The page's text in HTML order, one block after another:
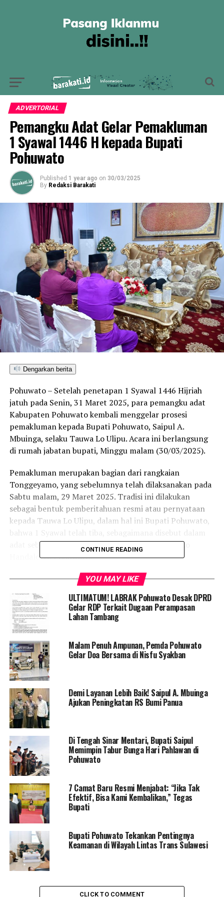
ADVERTORIAL
Pemangku Adat Gelar Pemakluman
1 Syawal 1446 H kepada Bupati
Pohuwato
Published 1 year ago on 30/03/2025
By Redaksi Barakati
Dengarkan berita
Pohuwato – Setelah penetapan 1 Syawal 1446 Hijriah
jatuh pada Senin, 31 Maret 2025, para pemangku adat
Kabupaten Pohuwato kembali menggelar prosesi
pemakluman kepada Bupati Pohuwato, Saipul A.
Mbuinga, selaku Tauwa Lo Ulipu. Acara ini berlangsung
di rumah jabatan bupati, Minggu malam (30/03/2025).
Pemakluman merupakan bagian dari rangkaian
Tonggeyamo, yang sebelumnya telah dilaksanakan pada
Sabtu malam, 29 Maret 2025. Tradisi ini dilakukan
sebagai bentuk pemberitahuan resmi atau pernyataan
kepada Tauwa Lo Ulipu, dalam hal ini Bupati Pohuwato,
adat sebagai Tingohu Lipu Ode Tauwa Lo Ulipu Lo
Handalo To Pohuwato.
Acara ini dipimpin oleh sejumlah pemangku adat, di
, Bate Lo Hulondalo To Pohuwato, Asmat N. Tuna
. Wu’u Pohuwato, Raman Pakili
. Kadhi Pohuwato, Drs. Syaiful Ali Sabu
. Petugas adat lainnya yang bertugas memberikan tanda
atau Tingohu Handalo, sebagai penanda telah masuk 1
Syawal 1446 H.
Pemakluman ini ditandai dengan bunyi atau Handalo,
sebagai simbol bahwa Hari Raya Idulfitri telah tiba.
Bupati Saipul A. Mbuinga mengucapkan terima kasih
kepada seluruh pemangku adat yang telah menjalankan
tugas pemakluman, sehingga pemerintah daerah dan
masyarakat dapat bersiap melaksanakan Salat Idulfitri
pada Senin, 31 Maret 2025.
“Alhamdulillah, besok kita akan merayakan hari
kemenangan, Idulfitri 1446 H. Saya mengajak seluruh
umat Islam untuk melaksanakan Salat Id di masjid atau
lapangan yang telah disediakan,”
Selain itu, ia juga berharap agar para camat di setiap
kecamatan dapat turut serta melaksanakan Salat Id
bersama masyarakatnya agar pelaksanaannya tetap
CONTINUE READING
YOU MAY LIKE
ULTIMATUM! LABRAK Pohuwato Desak DPRD
Gelar RDP Terkait Dugaan Perampasan
Lahan Tambang
Malam Penuh Ampunan, Pemda Pohuwato
Gelar Doa Bersama di Nisfu Syakban
Demi Layanan Lebih Baik! Saipul A. Mbuinga
Ajukan Peningkatan RS Bumi Panua
Di Tengah Sinar Mentari, Bupati Saipul
Memimpin Tabur Bunga Hari Pahlawan di
Pohuwato
7 Camat Baru Resmi Menjabat: “Jika Tak
Efektif, Bisa Kami Kembalikan,” Tegas
Bupati
Bupati Pohuwato Tekankan Pentingnya
Keamanan di Wilayah Lintas Trans Sulawesi
CLICK TO COMMENT